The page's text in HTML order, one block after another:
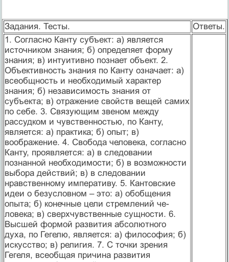
Задания. Тесты.
Ответы.
1. Согласно Канту субъект: а) является
источником знания; б) определяет форму
знания; в) интуитивно познает объект. 2.
Объективность знания по Канту означает: а)
всеобщность и необходимый характер
знания; б) независимость знания от
субъекта; в) отражение свойств вещей самих
по себе. 3. Связующим звеном между
рассудком и чувственностью, по Канту,
является: а) практика; б) опыт; в)
воображение. 4. Свобода человека, согласно
Канту, проявляется: а) в следовании
познанной необходимости; б) в возможности
выбора действий; в) в следовании
нравственному императиву. 5. Кантовские
идеи о безусловном – это: а) обобщения
опыта; б) конечные цели стремлений че-
ловека; в) сверхчувственные сущности. 6.
Высшей формой развития абсолютного
духа, по Гегелю, является: а) философия; б)
искусство; в) религия. 7. С точки зрения
Гегеля, всеобщая причина развития